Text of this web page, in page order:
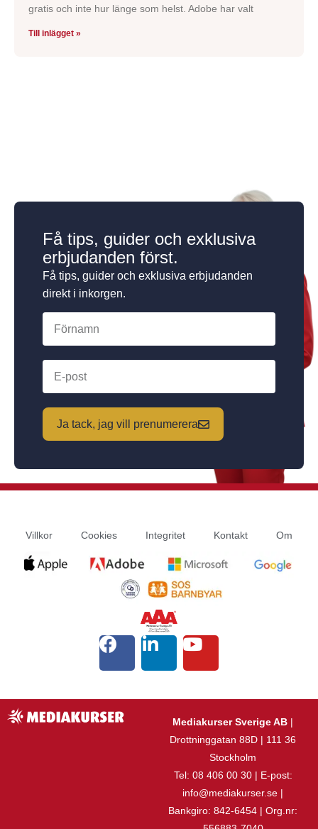
gratis och inte hur länge som helst. Adobe har valt
Till inlägget »
Få tips, guider och exklusiva
erbjudanden först.
Få tips, guider och exklusiva erbjudanden
direkt i inkorgen.
Ja tack, jag vill prenumerera
Villkor Cookies Integritet Kontakt Om
Mediakurser Sverige AB |
Drottninggatan 88D | 111 36
Stockholm
Tel: 08 406 00 30 | E-post:
info@mediakurser.se |
Bankgiro: 842-6454 | Org.nr: